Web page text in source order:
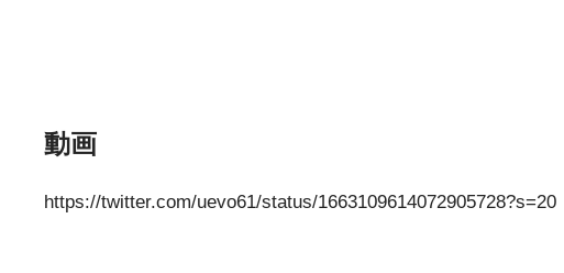
動画
https://twitter.com/uevo61/status/1663109614072905728?s=20